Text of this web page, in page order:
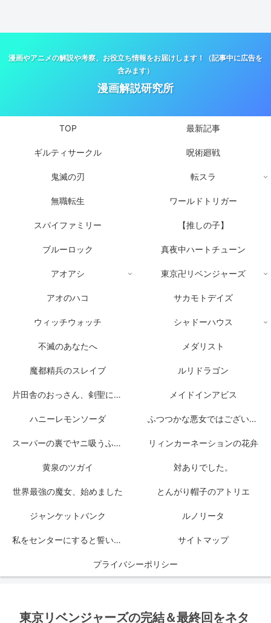
漫画やアニメの解説や考察、お役立ち情報をお届けします！（記事中に広告を
含みます）
漫画解説研究所
TOP 最新記事
ギルティサークル 呪術廻戦
鬼滅の刃 転スラ
無職転生 ワールドトリガー
スパイファミリー 【推しの子】
ブルーロック 真夜中ハートチューン
アオアシ 東京卍リベンジャーズ
アオのハコ サカモトデイズ
ウィッチウォッチ シャドーハウス
不滅のあなたへ メダリスト
魔都精兵のスレイブ ルリドラゴン
片田舎のおっさん、剣聖になる メイドインアビス
ハニーレモンソーダ ふつつかな悪女ではございますが
スーパーの裏でヤニ吸うふたり リィンカーネーションの花弁
黄泉のツガイ 対ありでした。
世界最強の魔女、始めました とんがり帽子のアトリエ
ジャンケットバンク ルノリータ
私をセンターにすると誓いますか？ サイトマップ
プライバシーポリシー
東京リベンジャーズの完結＆最終回をネタ